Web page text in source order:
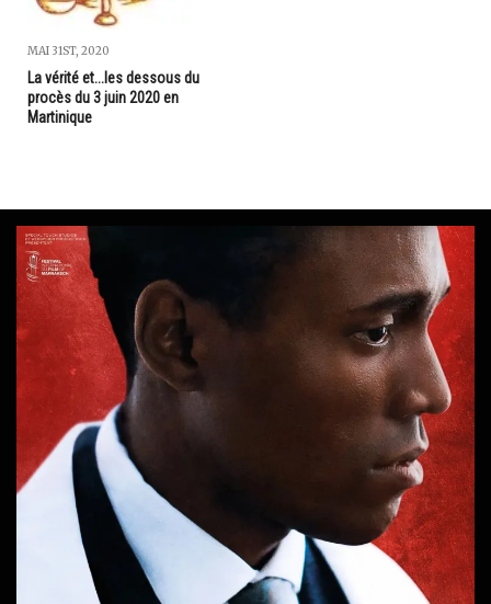
MAI 31ST, 2020
La vérité et...les dessous du
procès du 3 juin 2020 en
Martinique